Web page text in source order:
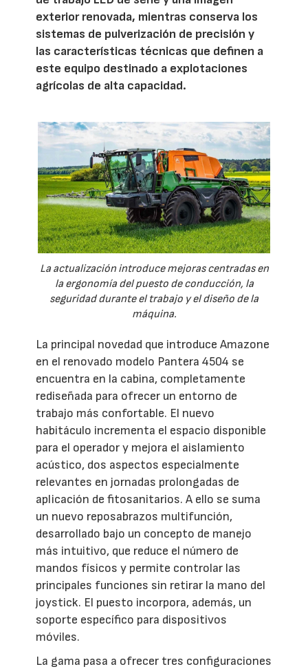
exterior renovada, mientras conserva los
sistemas de pulverización de precisión y
las características técnicas que definen a
este equipo destinado a explotaciones
agrícolas de alta capacidad.
La actualización introduce mejoras centradas en
la ergonomía del puesto de conducción, la
seguridad durante el trabajo y el diseño de la
máquina.
La principal novedad que introduce Amazone
en el renovado modelo Pantera 4504 se
encuentra en la cabina, completamente
rediseñada para ofrecer un entorno de
trabajo más confortable. El nuevo
habitáculo incrementa el espacio disponible
para el operador y mejora el aislamiento
acústico, dos aspectos especialmente
relevantes en jornadas prolongadas de
aplicación de fitosanitarios. A ello se suma
un nuevo reposabrazos multifunción,
desarrollado bajo un concepto de manejo
más intuitivo, que reduce el número de
mandos físicos y permite controlar las
principales funciones sin retirar la mano del
joystick. El puesto incorpora, además, un
soporte específico para dispositivos
móviles.
La gama pasa a ofrecer tres configuraciones